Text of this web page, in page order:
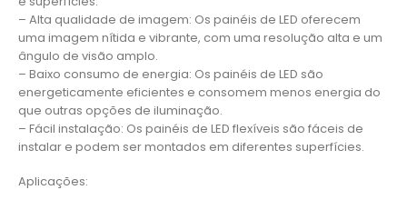
– Alta qualidade de imagem: Os painéis de LED oferecem
uma imagem nítida e vibrante, com uma resolução alta e um
ângulo de visão amplo.
– Baixo consumo de energia: Os painéis de LED são
energeticamente eficientes e consomem menos energia do
que outras opções de iluminação.
– Fácil instalação: Os painéis de LED flexíveis são fáceis de
instalar e podem ser montados em diferentes superfícies.
Aplicações: